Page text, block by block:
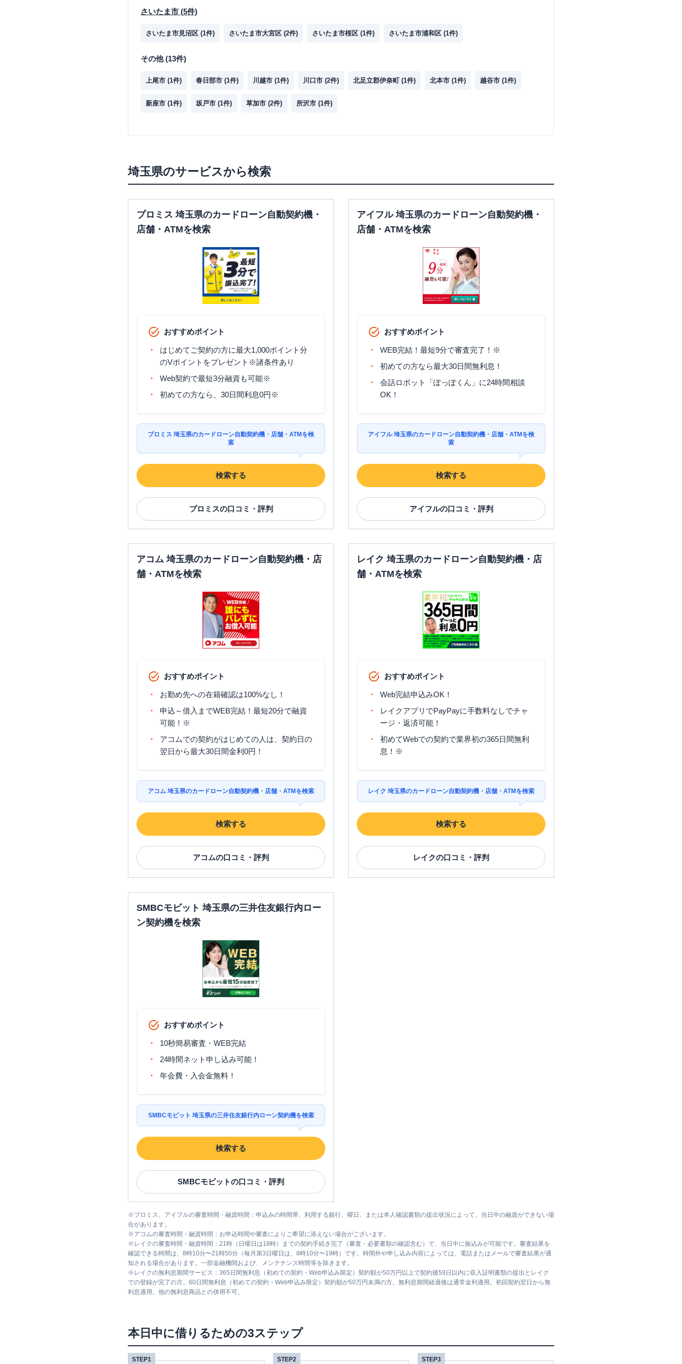
さいたま市 (5件)
さいたま市見沼区 (1件) さいたま市大宮区 (2件) さいたま市桜区 (1件) さいたま市浦和区 (1件)
その他(13件)
上尾市 (1件) 春日部市 (1件) 川越市 (1件) 川口市 (2件) 北足立郡伊奈町 (1件) 北本市 (1件) 越谷市 (1件)
新座市 (1件) 坂戸市 (1件) 草加市 (2件) 所沢市 (1件)
埼玉県のサービスから検索
プロミス 埼玉県のカードローン自動契約機・
店舗・ATMを検索
おすすめポイント
はじめてご契約の方に最大1,000ポイント分
のVポイントをプレゼント※諸条件あり
Web契約で最短3分融資も可能※
初めての方なら、30日間利息0円※
プロミス 埼玉県のカードローン自動契約機・店舗・ATMを検
索
検索する
プロミスの口コミ・評判
アイフル 埼玉県のカードローン自動契約機・
店舗・ATMを検索
おすすめポイント
WEB完結！最短9分で審査完了！※
初めての方なら最大30日間無利息！
会話ロボット「ぽっぽくん」に24時間相談
OK！
アイフル 埼玉県のカードローン自動契約機・店舗・ATMを検
索
検索する
アイフルの口コミ・評判
アコム 埼玉県のカードローン自動契約機・店
舗・ATMを検索
おすすめポイント
お勤め先への在籍確認は100%なし！
申込～借入までWEB完結！最短20分で融資
可能！※
アコムでの契約がはじめての人は、契約日の
翌日から最大30日間金利0円！
アコム 埼玉県のカードローン自動契約機・店舗・ATMを検索
検索する
アコムの口コミ・評判
レイク 埼玉県のカードローン自動契約機・店
舗・ATMを検索
おすすめポイント
Web完結申込みOK！
レイクアプリでPayPayに手数料なしでチャ
ージ・返済可能！
初めてWebでの契約で業界初の365日間無利
息！※
レイク 埼玉県のカードローン自動契約機・店舗・ATMを検索
検索する
レイクの口コミ・評判
SMBCモビット 埼玉県の三井住友銀行内ロー
ン契約機を検索
おすすめポイント
10秒簡易審査・WEB完結
24時間ネット申し込み可能！
年会費・入会金無料！
SMBCモビット 埼玉県の三井住友銀行内ローン契約機を検索
検索する
SMBCモビットの口コミ・評判
※プロミス、アイフルの審査時間・融資時間：申込みの時間帯、利用する銀行、曜日、または本人確認書類の提出状況によって、当日中の融資ができない場
合があります。
※アコムの審査時間・融資時間：お申込時間や審査によりご希望に添えない場合がございます。
※ レイクの審査時間・融資時間：21時（日曜日は18時）までの契約手続き完了（審査・必要書類の確認含む）で、当日中に振込みが可能です。審査結果を
確認できる時間は、8時10分〜21時50分（毎月第3日曜日は、8時10分〜19時）です。時間外や申し込み内容によっては、電話またはメールで審査結果が通
知される場合があります。一部金融機関および、メンテナンス時間等を除きます。
※ レイクの無利息期間サービス：365日間無利息（初めての契約・Web申込み限定）契約額が50万円以上で契約後59日以内に収入証明書類の提出とレイク
での登録が完了の方。60日間無利息（初めての契約・Web申込み限定）契約額が50万円未満の方。無利息期間経過後は通常金利適用。初回契約翌日から無
利息適用。他の無利息商品との併用不可。
本日中に借りるための3ステップ
STEP1 STEP2 STEP3